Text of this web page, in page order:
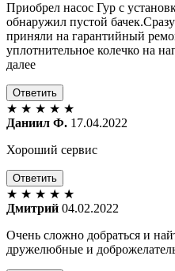
Приобрел насос Гур с
обнаружил пустой
приняли на гарантийный
уплотнительное колечко на
далее
Ответить
★ ★ ★ ★ ★
Даниил Ф. 17.04.2022
Хороший сервис
Ответить
★ ★ ★ ★ ★
Дмитрий 04.02.2022
Очень сложно добраться и
дружелюбные и